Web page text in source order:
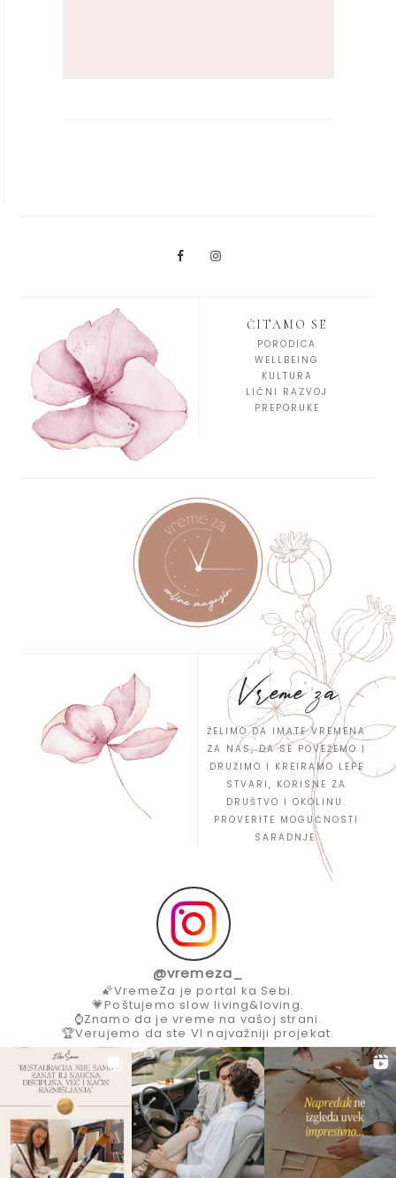
ČITAMO SE
PORODICA
WELLBEING
KULTURA
LIČNI RAZVOJ
PREPORUKE
Vreme za
ŽELIMO DA IMATE VREMENA
ZA NAS, DA SE POVEŽEMO I
DRUŽIMO I KREIRAMO LEPE
STVARI, KORISNE ZA
DRUŠTVO I OKOLINU.
PROVERITE MOGUĆNOSTI
SARADNJE.
@vremeza_
🌠VremeZa je portal ka Sebi.
💗Poštujemo slow living&loving.
⌚Znamo da je vreme na vašoj strani.
🏆Verujemo da ste VI najvažniji projekat.